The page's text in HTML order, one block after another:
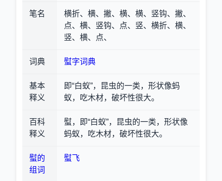
笔名
横折、横、撇、横、横、竖钩、撇、
点、横、竖钩、点、竖、横折、横、
竖、横、点、
词典 螱字词典
基本
释义
即“白蚁”，昆虫的一类，形状像蚂
蚁，吃木材，破坏性很大。
百科
释义
螱，即“白蚁”，昆虫的一类，形状像
蚂蚁，吃木材，破坏性很大。
螱的
组词
螱飞